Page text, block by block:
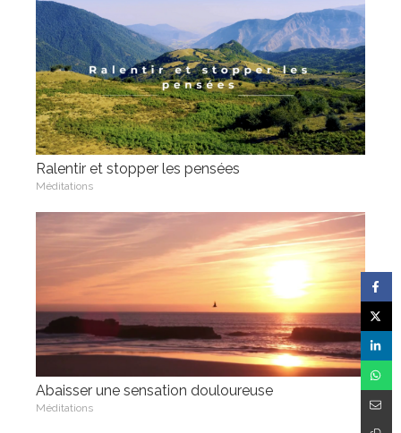
Ralentir et stopper les pensées
Méditations
Abaisser une sensation douloureuse
Méditations